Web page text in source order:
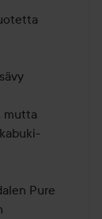
mutta
Pure